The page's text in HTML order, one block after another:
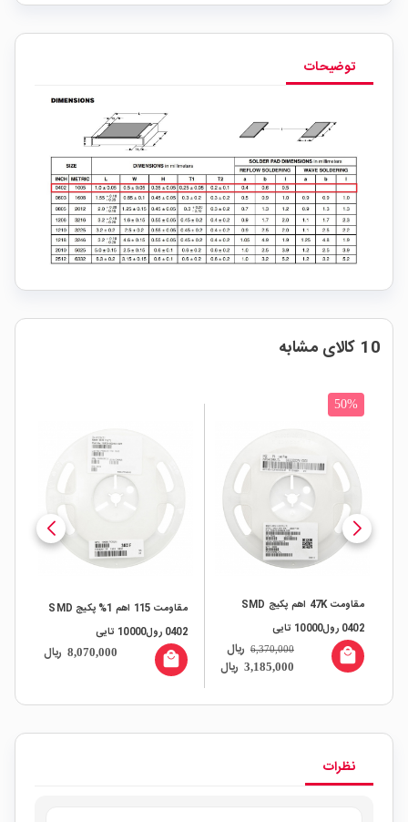
توضیحات
10 کالای مشابه
50%
مقاومت 47K اهم پکیج SMD
0402 رول10000 تایی
3,185,000 ریال
6,370,000 ریال local_mall
مقاومت 115 اهم 1% پکیج SMD
0402 رول10000 تایی
8,070,000 ریال local_mall
نظرات